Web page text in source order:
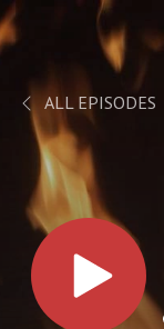
ALL EPISODES